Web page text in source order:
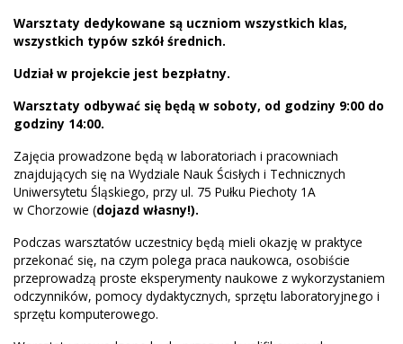
Warsztaty dedykowane są uczniom wszystkich klas,
wszystkich typów szkół średnich.
Udział w projekcie jest bezpłatny.
Warsztaty odbywać się będą w soboty, od godziny 9:00 do
godziny 14:00.
Zajęcia prowadzone będą w laboratoriach i pracowniach
znajdujących się na Wydziale Nauk Ścisłych i Technicznych
Uniwersytetu Śląskiego, przy ul. 75 Pułku Piechoty 1A
w Chorzowie (dojazd własny!).
Podczas warsztatów uczestnicy będą mieli okazję w praktyce
przekonać się, na czym polega praca naukowca, osobiście
przeprowadzą proste eksperymenty naukowe z wykorzystaniem
odczynników, pomocy dydaktycznych, sprzętu laboratoryjnego i
sprzętu komputerowego.